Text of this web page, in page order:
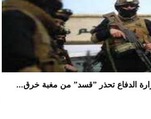
الدفاع تحذر ”قسد” من مغبة خرق...